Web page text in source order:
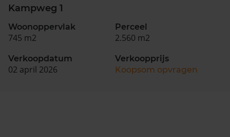
Kampweg 1
Woonoppervlak
745 m2
Perceel
2.560 m2
Verkoopdatum
02 april 2026
Verkoopprijs
Koopsom opvragen